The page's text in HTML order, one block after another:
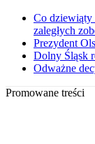
Co dziewiąty
zaległych
Prezydent
Dolny Śląsk
Odważne
Promowane treści